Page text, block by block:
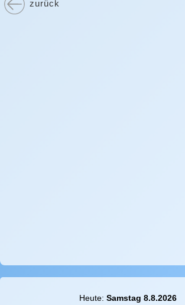
zurück
Heute: Samstag 8.8.2026